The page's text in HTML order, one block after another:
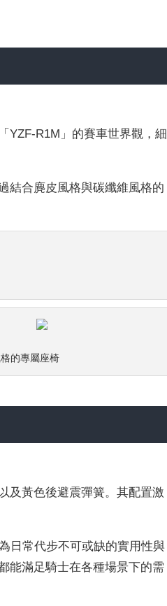
YZF-R1M」的賽車世界觀，細
結合麂皮風格與碳纖維風格的
的專屬座椅
及黃色後避震彈簧。其配置激
日常代步不可或缺的實用性與
能滿足騎士在各種場景下的需